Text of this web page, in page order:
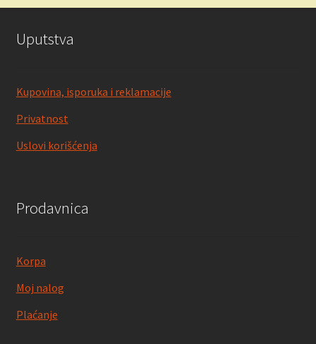
Uputstva
Kupovina, isporuka i reklamacije
Privatnost
Uslovi korišćenja
Prodavnica
Korpa
Moj nalog
Plaćanje